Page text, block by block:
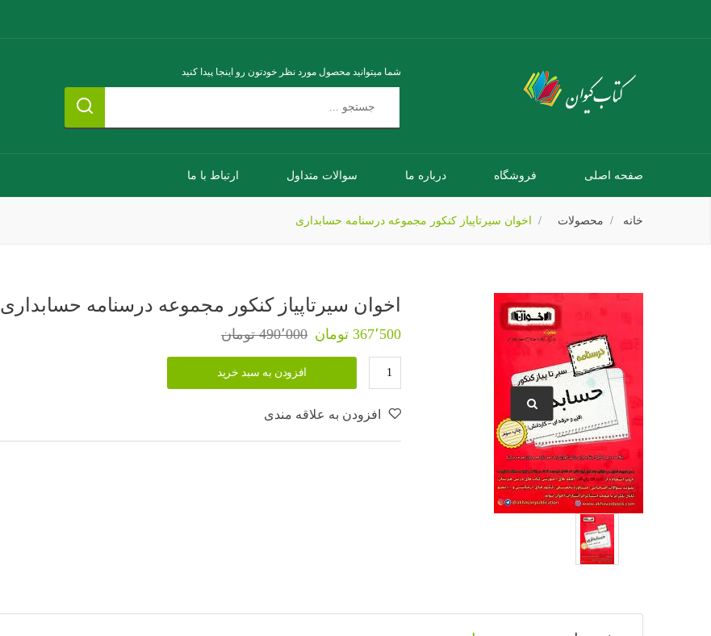
شما میتوانید محصول مورد نظر خودتون رو اینجا پیدا کنید
صفحه اصلی فروشگاه درباره ما سوالات متداول ارتباط با ما
خانه محصولات اخوان سیرتاپیاز کنکور مجموعه درسنامه حسابداری
اخوان سیرتاپیاز کنکور مجموعه درسنامه حسابداری
367٬500 تومان 490٬000 تومان
افزودن به سبد خرید
افزودن به علاقه مندی